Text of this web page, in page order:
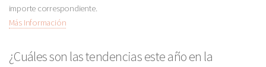
importe correspondiente.
Más Información
¿Cuáles son las tendencias este año en la